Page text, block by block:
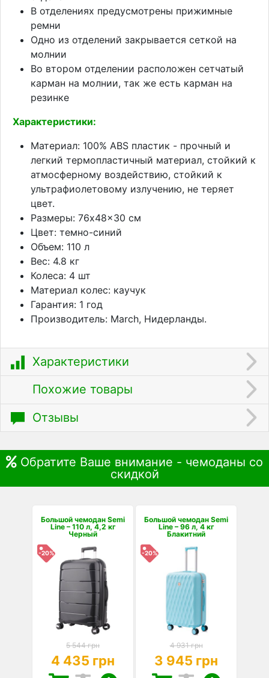
В отделениях предусмотрены прижимные
ремни
Одно из отделений закрывается сеткой на
молнии
Во втором отделении расположен сетчатый
карман на молнии, так же есть карман на
резинке
Характеристики:
Материал: 100% ABS пластик - прочный и
легкий термопластичный материал, стойкий к
атмосферному воздействию, стойкий к
ультрафиолетовому излучению, не теряет
цвет.
Размеры: 76x48x30 см
Цвет: темно-синий
Объем: 110 л
Вес: 4.8 кг
Колеса: 4 шт
Материал колес: каучук
Гарантия: 1 год
Производитель: March, Нидерланды.
Характеристики
Похожие товары
Отзывы
Обратите Ваше внимание - чемоданы со
скидкой
Большой чемодан Semi
Line – 110 л, 4,2 кг
Черный
-20%
5 544 грн
4 435 грн
Большой чемодан Semi
Line – 96 л, 4 кг
Блакитний
-20%
4 931 грн
3 945 грн